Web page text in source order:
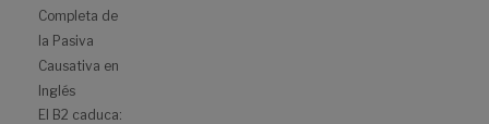
Completa de
la Pasiva
Causativa en
Inglés
El B2 caduca: